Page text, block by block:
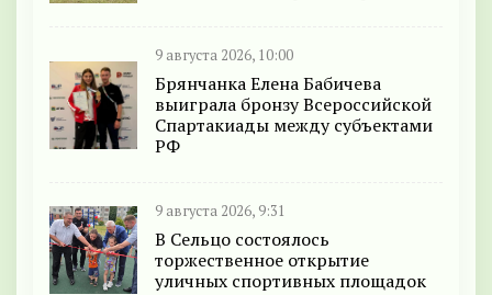
9 августа 2026, 10:00
Брянчанка Елена Бабичева
выиграла бронзу Всероссийской
Спартакиады между субъектами
РФ
9 августа 2026, 9:31
В Сельцо состоялось
торжественное открытие
уличных спортивных площадок